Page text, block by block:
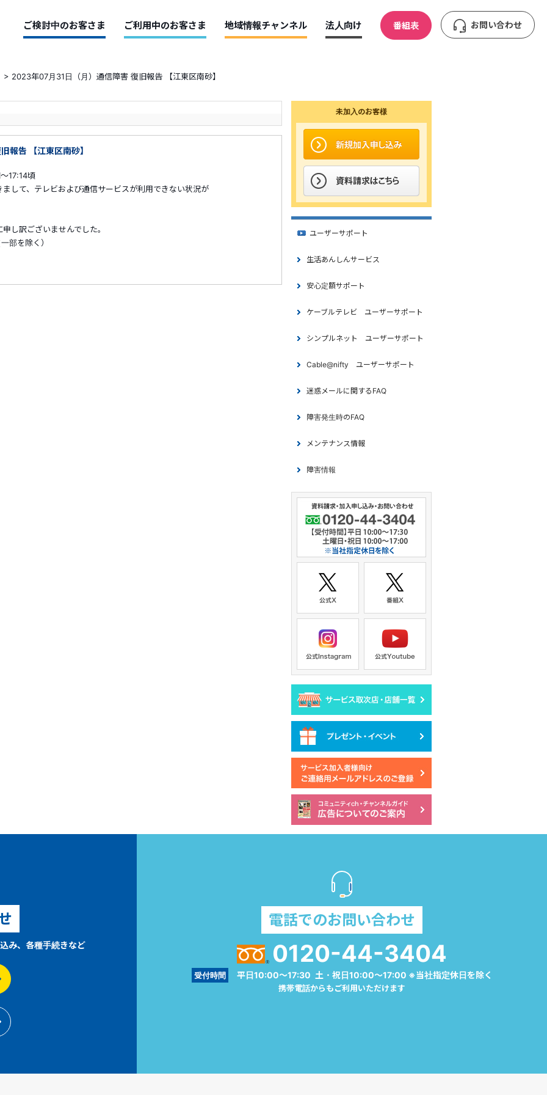
ご検討中のお客さま ご利用中のお客さま 地域情報チャンネル 法人向け 番組表 お問い合わせ
> 2023年07月31日（月）通信障害 復旧報告 【江東区南砂】
報告 【江東区南砂】
17:14頃
まして、テレビおよび通信サービスが利用できない状況が
ございませんでした。
部を除く）
未加入のお客様
ユーザーサポート
生活あんしんサービス
安心定額サポート
ケーブルテレビ ユーザーサポート
シンプルネット ユーザーサポート
Cable@nifty ユーザーサポート
迷惑メールに関するFAQ
障害発生時のFAQ
メンテナンス情報
障害情報
み、各種手続きなど
電話でのお問い合わせ
0120-44-3404
受付時間 平日10:00～17:30 土・祝日10:00～17:00 ※当社指定休日を除く
携帯電話からもご利用いただけます